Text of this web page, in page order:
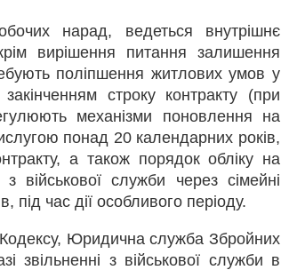
нарад, ведеться внутрішнє
вирішення питання залишення
поліпшення житлових умов у
строку контракту (при
механізми поновлення на
понад 20 календарних років,
а також порядок обліку на
з військової служби через сімейні
під час дії особливого періоду.
Юридична служба Збройних
звільненні з військової служби в